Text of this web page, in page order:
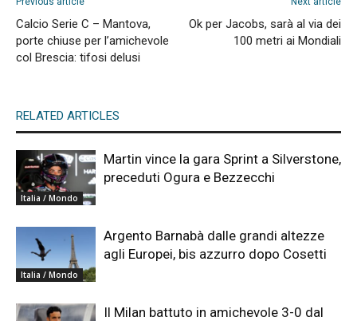
Calcio Serie C – Mantova,
porte chiuse per l’amichevole
col Brescia: tifosi delusi
Ok per Jacobs, sarà al via dei
100 metri ai Mondiali
RELATED ARTICLES
Italia / Mondo
Martin vince la gara Sprint a Silverstone,
preceduti Ogura e Bezzecchi
Italia / Mondo
Argento Barnabà dalle grandi altezze
agli Europei, bis azzurro dopo Cosetti
Il Milan battuto in amichevole 3-0 dal